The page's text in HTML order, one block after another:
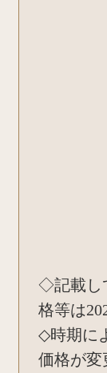
◇記載し
格等は
◇時期に
価格が変